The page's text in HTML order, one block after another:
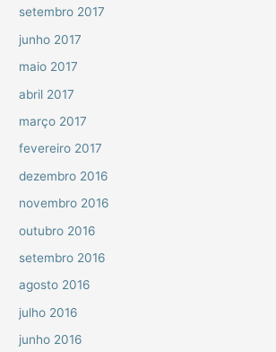
setembro 2017
junho 2017
maio 2017
abril 2017
março 2017
fevereiro 2017
dezembro 2016
novembro 2016
outubro 2016
setembro 2016
agosto 2016
julho 2016
junho 2016